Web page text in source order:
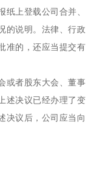
上登载公司合并、
的说明。法律、行政
准的，还应当提交有
或者股东大会、董事
述决议已经办理了变
决议后，公司应当向